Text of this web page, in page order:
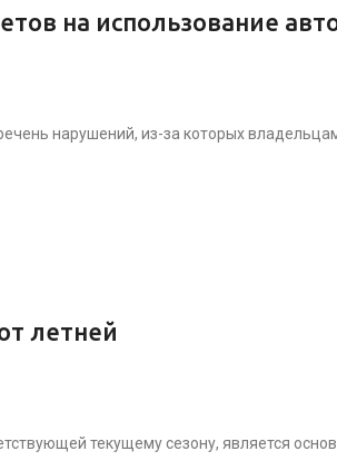
на использование
нарушений, из-за которых
летней
текущему сезону, является